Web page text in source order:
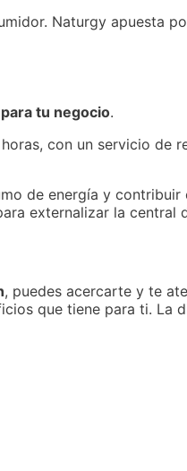
Naturgy apuesta
tu negocio.
con un servicio de
de energía y
externalizar la central
, puedes acercarte y te
que tiene para ti. La